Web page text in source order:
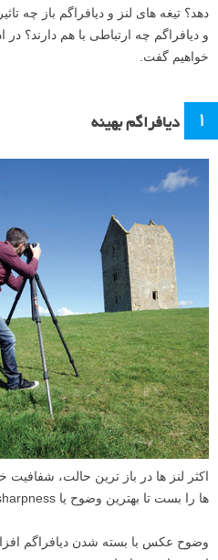
دهد؟ تیغه های لنز و دیافراگم باز چه
و دیافراگم چه ارتباطی با هم دارند؟
خواهیم گفت.
۱ دیافراگم بهینه
اکثر لنز ها در باز ترین حالت، شفافیت
ها را بست تا بهترین وضوح یا sharpness را بدست آورد.
وضوح عکس با بسته شدن دیافراگم